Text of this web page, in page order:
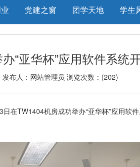
党建之窗 团学天地 学生
“亚华杯”应用软件系统
布人：网站管理员 浏览次数：(202)
在TW1404机房成功举办“亚华杯”应用软